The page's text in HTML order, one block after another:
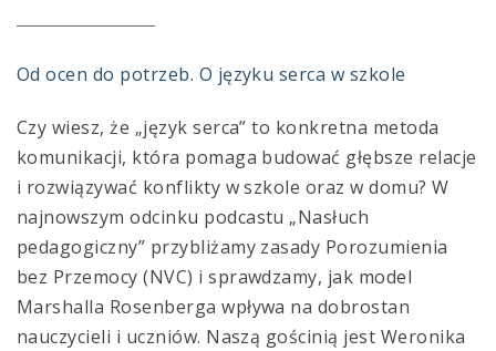
Od ocen do potrzeb. O języku serca w szkole
Czy wiesz, że „język serca” to konkretna metoda
komunikacji, która pomaga budować głębsze relacje
i rozwiązywać konflikty w szkole oraz w domu? W
najnowszym odcinku podcastu „Nasłuch
pedagogiczny” przybliżamy zasady Porozumienia
bez Przemocy (NVC) i sprawdzamy, jak model
Marshalla Rosenberga wpływa na dobrostan
nauczycieli i uczniów. Naszą gościnią jest Weronika